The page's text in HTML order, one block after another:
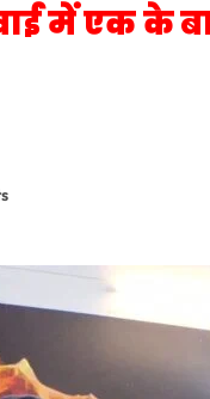
में एक के